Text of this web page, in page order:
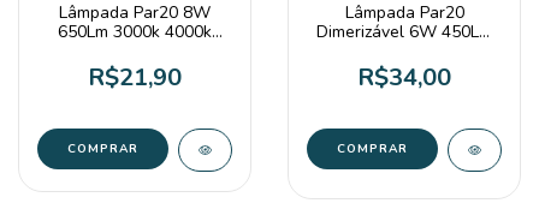
Lâmpada Par20 8W
650Lm 3000k 4000k
R$21,90
COMPRAR
Lâmpada Par20
Dimerizável 6W 450Lm
R$34,00